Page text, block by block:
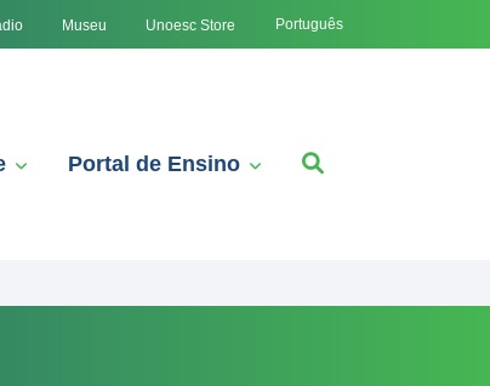
Museu Unoesc Store Português
Portal de Ensino